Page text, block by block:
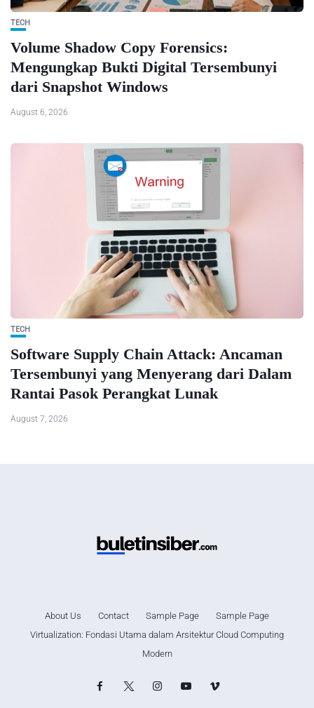
TECH
Volume Shadow Copy Forensics:
Mengungkap Bukti Digital Tersembunyi
dari Snapshot Windows
August 6, 2026
TECH
Software Supply Chain Attack: Ancaman
Tersembunyi yang Menyerang dari Dalam
Rantai Pasok Perangkat Lunak
August 7, 2026
About Us Contact Sample Page
Sample Page
Virtualization: Fondasi Utama dalam Arsitektur Cloud Computing
Modern